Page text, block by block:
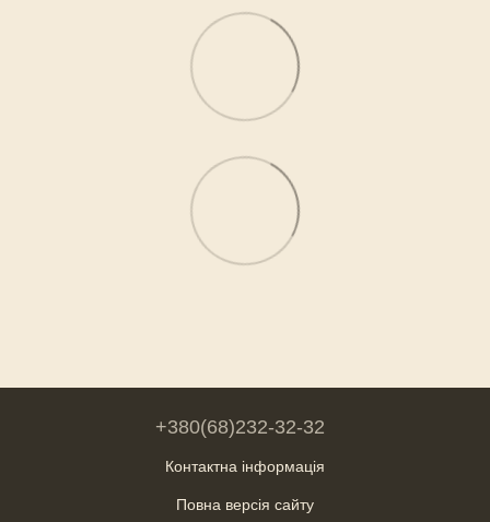
+380(68)232-32-32
Контактна інформація
Повна версія сайту